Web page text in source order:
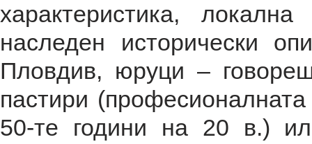
характеристика,
наследен исторически
Пловдив, юруци –
пастири
50-те години на 20 в.)